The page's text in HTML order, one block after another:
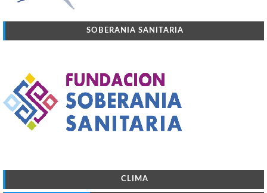
SOBERANIA SANITARIA
CLIMA